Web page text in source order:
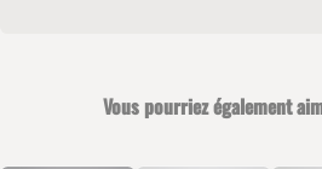
Vous pourriez également